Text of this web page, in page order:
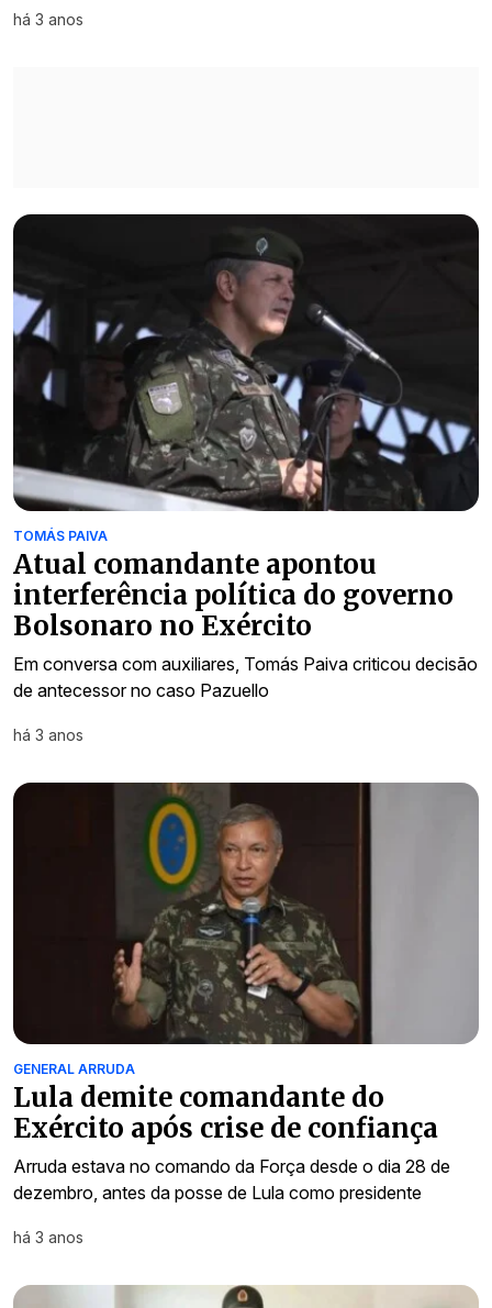
há 3 anos
TOMÁS PAIVA
Atual comandante apontou
interferência política do governo
Bolsonaro no Exército
Em conversa com auxiliares, Tomás Paiva criticou decisão
de antecessor no caso Pazuello
há 3 anos
GENERAL ARRUDA
Lula demite comandante do
Exército após crise de confiança
Arruda estava no comando da Força desde o dia 28 de
dezembro, antes da posse de Lula como presidente
há 3 anos